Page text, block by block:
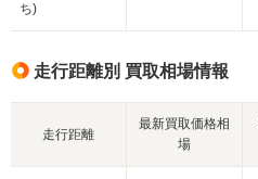
ち)
走行距離別 買取相場情報
走行距離
最新買取価格相
場